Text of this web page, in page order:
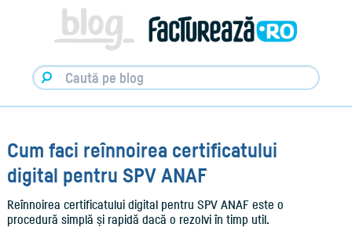
Factureaza.ro
Cum faci reînnoirea certificatului
digital pentru SPV ANAF
Reînnoirea certificatului digital pentru SPV ANAF este o
procedură simplă și rapidă dacă o rezolvi în timp util.